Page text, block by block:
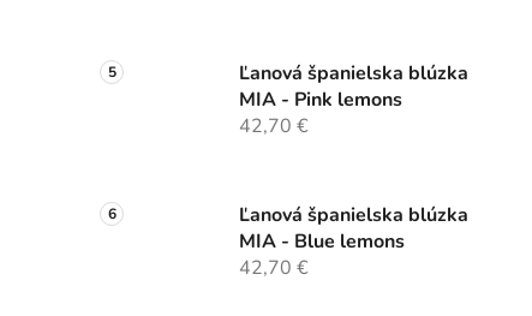
Ľanová španielska blúzka
MIA - Pink lemons
42,70 €
Ľanová španielska blúzka
MIA - Blue lemons
42,70 €